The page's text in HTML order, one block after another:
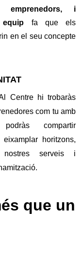
emprenedors, i
fa que els
en el seu concepte
Centre hi trobaràs
com tu amb
compartir
horitzons,
serveis i
que un